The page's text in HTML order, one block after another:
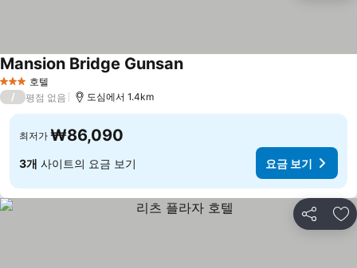
3 성급 호텔
Mansion Bridge Gunsan요금 보기
/ 평점 없음 도심에서 1.4km
최저가 ₩86,090
3개 사이트의 요금 보기 요금 보기
공유 즐